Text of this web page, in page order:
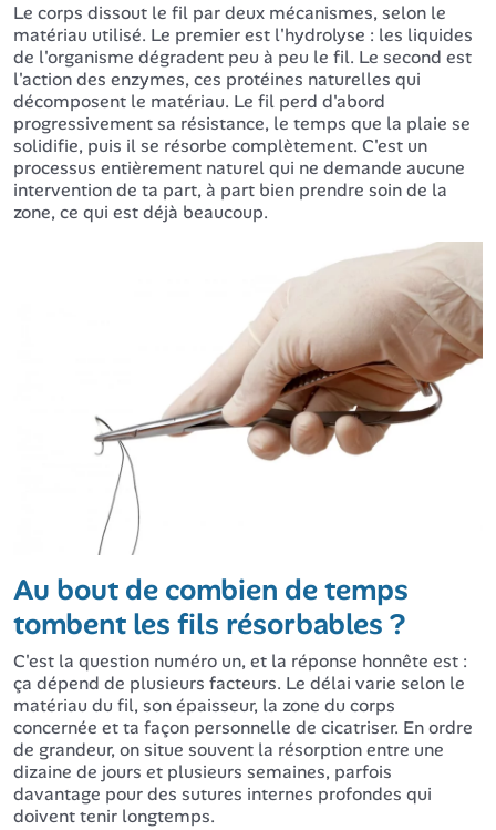
Le corps dissout le fil par deux mécanismes, selon le
matériau utilisé. Le premier est l'hydrolyse : les liquides
de l'organisme dégradent peu à peu le fil. Le second est
l'action des enzymes, ces protéines naturelles qui
décomposent le matériau. Le fil perd d'abord
progressivement sa résistance, le temps que la plaie se
solidifie, puis il se résorbe complètement. C'est un
processus entièrement naturel qui ne demande aucune
intervention de ta part, à part bien prendre soin de la
zone, ce qui est déjà beaucoup.
Au bout de combien de temps
tombent les fils résorbables ?
C'est la question numéro un, et la réponse honnête est :
ça dépend de plusieurs facteurs. Le délai varie selon le
matériau du fil, son épaisseur, la zone du corps
concernée et ta façon personnelle de cicatriser. En ordre
de grandeur, on situe souvent la résorption entre une
dizaine de jours et plusieurs semaines, parfois
davantage pour des sutures internes profondes qui
doivent tenir longtemps.